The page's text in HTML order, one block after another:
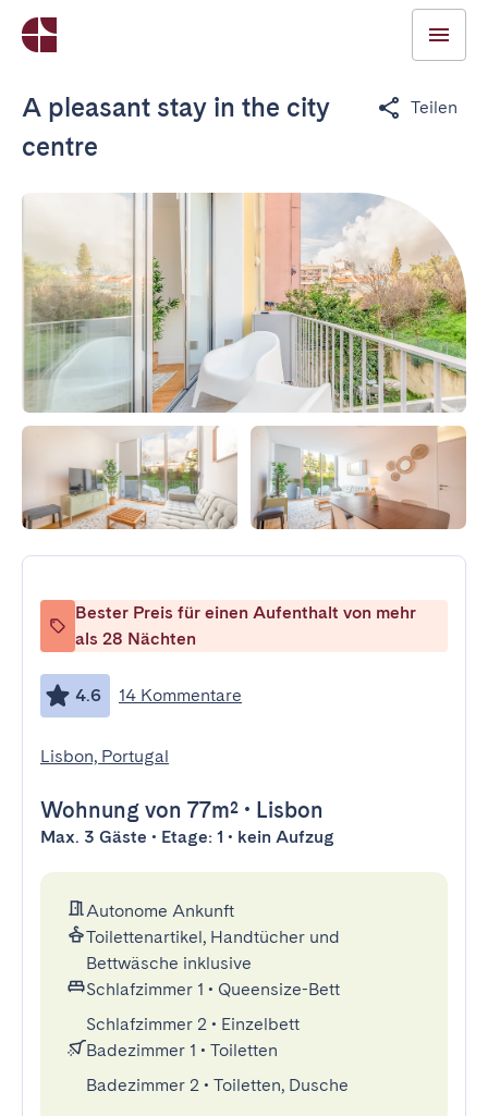
A pleasant stay in the city
centre
Teilen
Bester Preis für einen Aufenthalt von mehr
als 28 Nächten
4.6 14 Kommentare
Lisbon, Portugal
Wohnung von 77m² • Lisbon
Max. 3 Gäste • Etage: 1 • kein Aufzug
Autonome Ankunft
Toilettenartikel, Handtücher und
Bettwäsche inklusive
Schlafzimmer 1 • Queensize-Bett
Schlafzimmer 2 • Einzelbett
Badezimmer 1 • Toiletten
Badezimmer 2 • Toiletten, Dusche